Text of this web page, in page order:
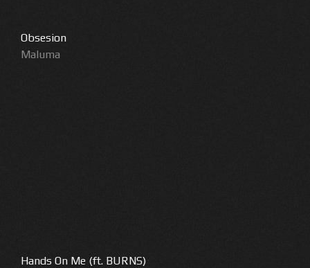
Obsesion
Maluma
Hands On Me (ft. BURNS)